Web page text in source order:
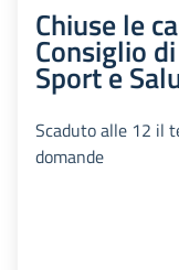
Chiuse le
Consiglio
Sport e
Scaduto alle 12 il
domande